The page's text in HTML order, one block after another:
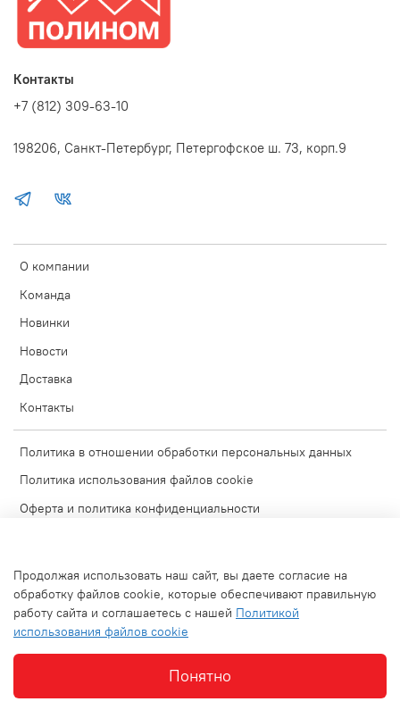
О компании
Команда
Новинки
Новости
Доставка
Контакты
Политика в отношении обработки персональных данных
Политика использования файлов cookie
Оферта и политика конфиденциальности
Блог
Обратная связь
Контакты
+7 (812) 309-63-10
198206, Санкт-Петербург, Петергофское ш. 73, корп.9
Интернет-магазин создан на inSales
Продолжая использовать наш сайт, вы даете согласие на
обработку файлов cookie, которые обеспечивают правильную
работу сайта и соглашаетесь с нашей Политикой
использования файлов cookie
Понятно